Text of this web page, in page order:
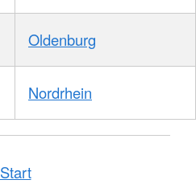
Oldenburg
Nordrhein
Start